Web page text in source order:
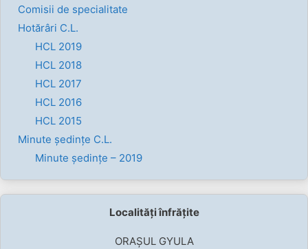
Comisii de specialitate
Hotărâri C.L.
HCL 2019
HCL 2018
HCL 2017
HCL 2016
HCL 2015
Minute ședințe C.L.
Minute ședințe – 2019
Localități înfrățite
ORAȘUL GYULA